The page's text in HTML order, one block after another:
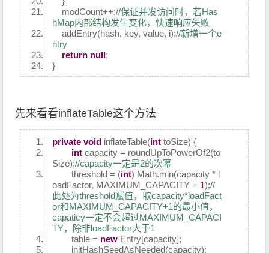
modCount++;//保证并发访问时，若Has
hMap内部结构发生变化，快速响应失败
addEntry(hash, key, value, i);//新增一个e
ntry
return null;
}
先来看看inflateTable这个方法
private void inflateTable(int toSize) {
int capacity = roundUpToPowerOf2(to
Size);//capacity一定是2的次幂
threshold = (int) Math.min(capacity * l
oadFactor, MAXIMUM_CAPACITY + 1);//
此处为threshold赋值，取capacity*loadFact
or和MAXIMUM_CAPACITY+1的最小值，
capaticy一定不会超过MAXIMUM_CAPACI
TY，除非loadFactor大于1
table = new Entry[capacity];
initHashSeedAsNeeded(capacity);